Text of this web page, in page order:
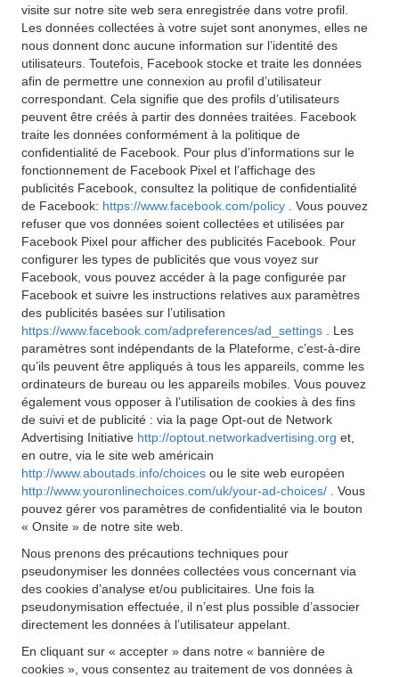
visite sur notre site web sera enregistrée dans votre profil.
Les données collectées à votre sujet sont anonymes, elles ne
nous donnent donc aucune information sur l’identité des
utilisateurs. Toutefois, Facebook stocke et traite les données
afin de permettre une connexion au profil d’utilisateur
correspondant. Cela signifie que des profils d’utilisateurs
peuvent être créés à partir des données traitées. Facebook
traite les données conformément à la politique de
confidentialité de Facebook. Pour plus d’informations sur le
fonctionnement de Facebook Pixel et l’affichage des
publicités Facebook, consultez la politique de confidentialité
de Facebook: https://www.facebook.com/policy
. Vous pouvez
refuser que vos données soient collectées et utilisées par
Facebook Pixel pour afficher des publicités Facebook. Pour
configurer les types de publicités que vous voyez sur
Facebook, vous pouvez accéder à la page configurée par
Facebook et suivre les instructions relatives aux paramètres
des publicités basées sur l’utilisation
https://www.facebook.com/adpreferences/ad_settings
. Les
paramètres sont indépendants de la Plateforme, c’est-à-dire
qu’ils peuvent être appliqués à tous les appareils, comme les
ordinateurs de bureau ou les appareils mobiles. Vous pouvez
également vous opposer à l’utilisation de cookies à des fins
de suivi et de publicité : via la page Opt-out de Network
Advertising Initiative http://optout.networkadvertising.org et,
en outre, via le site web américain
http://www.aboutads.info/choices ou le site web européen
http://www.youronlinechoices.com/uk/your-ad-choices/
. Vous
pouvez gérer vos paramètres de confidentialité via le bouton
« Onsite » de notre site web.
Nous prenons des précautions techniques pour
pseudonymiser les données collectées vous concernant via
des cookies d’analyse et/ou publicitaires. Une fois la
pseudonymisation effectuée, il n’est plus possible d’associer
directement les données à l’utilisateur appelant.
En cliquant sur « accepter » dans notre « bannière de
cookies », vous consentez au traitement de vos données à